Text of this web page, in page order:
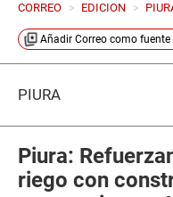
CORREO > EDICION >
Añadir Correo como fuente
PIURA
Piura:
riego con